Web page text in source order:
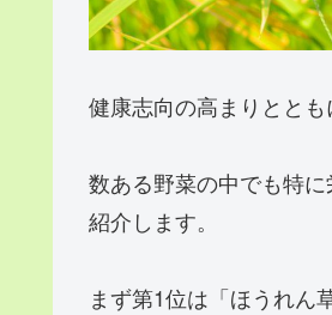
健康志向の高まりとと
数ある野菜の中でも特
紹介します。
まず第1位は「ほうれん